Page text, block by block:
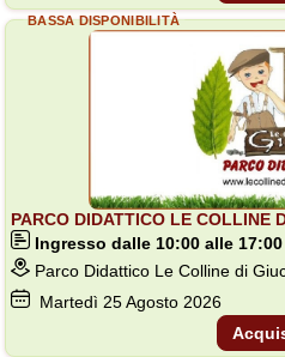
PARCO DIDATTICO LE COLLINE
Ingresso dalle 10:00 alle 17:00
Parco Didattico Le Colline di
Martedì 25Agosto 2026
BASSA DISPONIBILITÀ